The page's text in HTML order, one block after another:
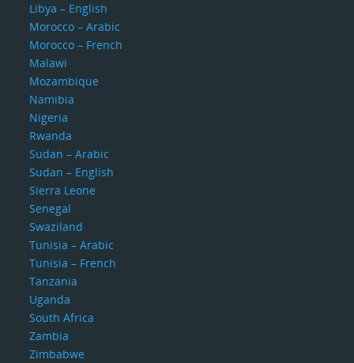
Libya – English
Morocco – Arabic
Morocco – French
Malawi
Mozambique
Namibia
Nigeria
Rwanda
Sudan – Arabic
Sudan – English
Sierra Leone
Senegal
Swaziland
Tunisia – Arabic
Tunisia – French
Tanzania
Uganda
South Africa
Zambia
Zimbabwe